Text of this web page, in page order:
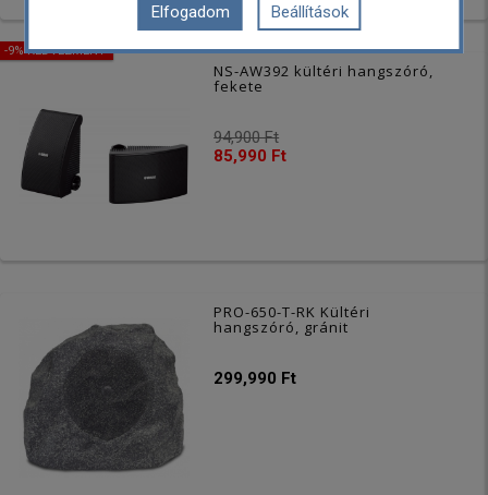
-9% KEDVEZMÉNY
NS-AW392 kültéri hangszóró,
fekete
94,900 Ft
85,990 Ft
PRO-650-T-RK Kültéri
hangszóró, gránit
299,990 Ft
Elfogadom Beállítások